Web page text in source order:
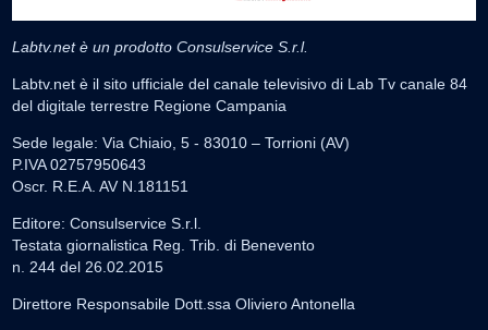
Labtv.net è un prodotto Consulservice S.r.l.
Labtv.net è il sito ufficiale del canale televisivo di Lab Tv canale 84
del digitale terrestre Regione Campania
Sede legale: Via Chiaio, 5 - 83010 – Torrioni (AV)
P.IVA 02757950643
Oscr. R.E.A. AV N.181151
Editore: Consulservice S.r.l.
Testata giornalistica Reg. Trib. di Benevento
n. 244 del 26.02.2015
Direttore Responsabile Dott.ssa Oliviero Antonella